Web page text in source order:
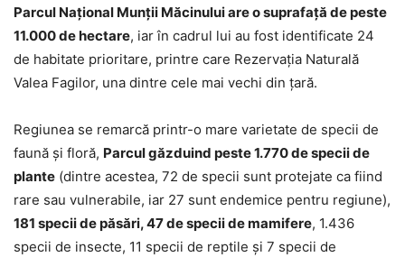
Parcul Naţional Munţii Măcinului are o suprafaţă de peste
11.000 de hectare, iar în cadrul lui au fost identificate 24
de habitate prioritare, printre care Rezervaţia Naturală
Valea Fagilor, una dintre cele mai vechi din ţară.
Regiunea se remarcă printr-o mare varietate de specii de
faună şi floră, Parcul găzduind peste 1.770 de specii de
plante (dintre acestea, 72 de specii sunt protejate ca fiind
rare sau vulnerabile, iar 27 sunt endemice pentru regiune),
181 specii de păsări, 47 de specii de mamifere, 1.436
specii de insecte, 11 specii de reptile şi 7 specii de